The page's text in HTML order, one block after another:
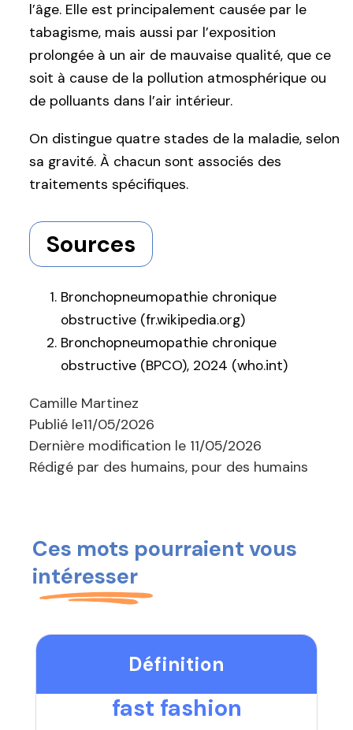
l’âge. Elle est principalement causée par le
tabagisme, mais aussi par l’exposition
prolongée à un air de mauvaise qualité, que ce
soit à cause de la pollution atmosphérique ou
de polluants dans l’air intérieur.
On distingue quatre stades de la maladie, selon
sa gravité. À chacun sont associés des
traitements spécifiques.
Sources
Bronchopneumopathie chronique
obstructive (fr.wikipedia.org)
Bronchopneumopathie chronique
obstructive (BPCO), 2024 (who.int)
Camille Martinez
Publié le11/05/2026
Dernière modification le 11/05/2026
Rédigé par des humains, pour des humains
Ces mots pourraient vous
intéresser
Définition
fast fashion